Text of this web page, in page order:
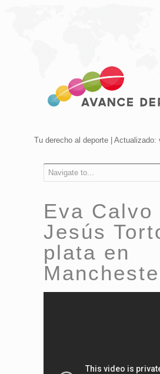
Tu derecho al deporte |
Navigate to...
Eva Calvo
Jesús
plata en